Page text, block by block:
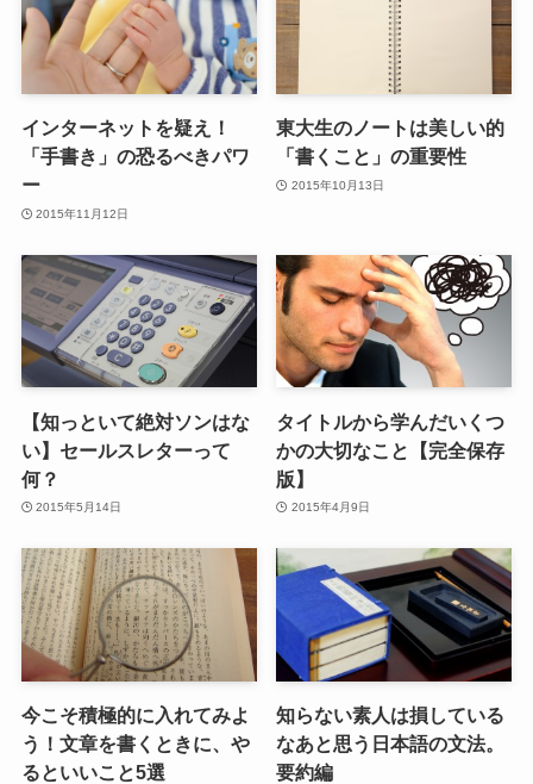
インターネットを疑え！
「手書き」の恐るべきパワ
ー
2015年11月12日
東大生のノートは美しい的
「書くこと」の重要性
2015年10月13日
【知っといて絶対ソンはな
い】セールスレターって
何？
2015年5月14日
タイトルから学んだいくつ
かの大切なこと【完全保存
版】
2015年4月9日
今こそ積極的に入れてみよ
う！文章を書くときに、や
るといいこと5選
知らない素人は損している
なあと思う日本語の文法。
要約編